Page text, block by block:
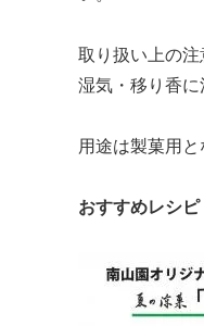
取り扱い上の注
湿気・移り香に
用途は製菓用と
おすすめレシピ